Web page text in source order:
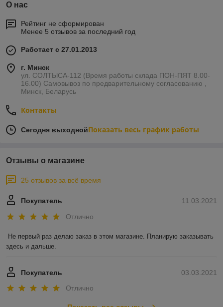
О нас
Рейтинг не сформирован
Менее 5 отзывов за последний год
Работает с 27.01.2013
г. Минск
ул. СОЛТЫСА-112 (Время работы склада ПОН-ПЯТ 8.00-
16.00) Самовывоз по предварительному согласованию ,
Минск, Беларусь
Контакты
Сегодня выходнойПоказать весь график работы
Отзывы о магазине
25 отзывов за всё время
11.03.2021
Покупатель
Отлично
Не первый раз делаю заказ в этом магазине. Планирую заказывать
здесь и дальше.
03.03.2021
Покупатель
Отлично